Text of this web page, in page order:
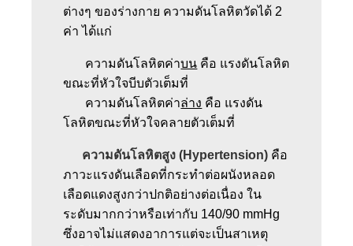
ต่างๆ ของร่างกาย ความดันโลหิตวัดได้ 2
ค่า ได้แก่
ความดันโลหิตค่าบน คือ แรงดันโลหิต
ขณะที่หัวใจบีบตัวเต็มที่
ความดันโลหิตค่าล่าง คือ แรงดัน
โลหิตขณะที่หัวใจคลายตัวเต็มที่
ความดันโลหิตสูง (Hypertension) คือ
ภาวะแรงดันเลือดที่กระทำต่อผนังหลอด
เลือดแดงสูงกว่าปกติอย่างต่อเนื่อง ใน
ระดับมากกว่าหรือเท่ากับ 140/90 mmHg
ซึ่งอาจไม่แสดงอาการแต่จะเป็นสาเหตุ